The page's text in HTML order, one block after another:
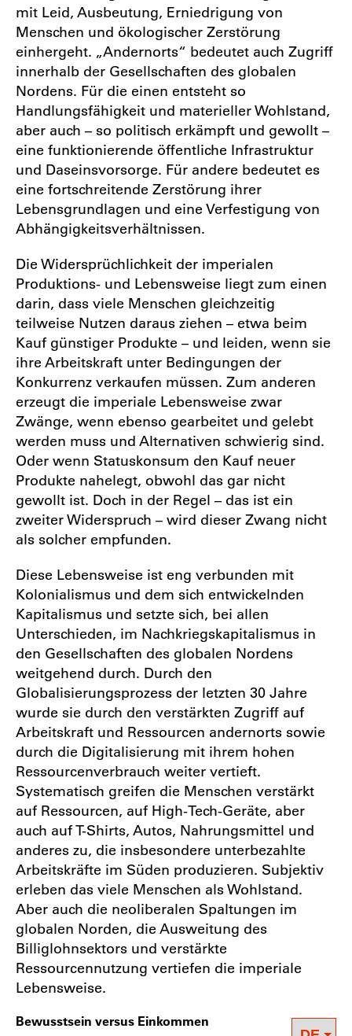
mit Leid, Ausbeutung, Erniedrigung von
Menschen und ökologischer Zerstörung
einhergeht. „Andernorts“ bedeutet auch Zugriff
innerhalb der Gesellschaften des globalen
Nordens. Für die einen entsteht so
Handlungsfähigkeit und materieller Wohlstand,
aber auch – so politisch erkämpft und gewollt –
eine funktionierende öffentliche Infrastruktur
und Daseinsvorsorge. Für andere bedeutet es
eine fortschreitende Zerstörung ihrer
Lebensgrundlagen und eine Verfestigung von
Abhängigkeitsverhältnissen.
Die Widersprüchlichkeit der imperialen
Produktions- und Lebensweise liegt zum einen
darin, dass viele Menschen gleichzeitig
teilweise Nutzen daraus ziehen – etwa beim
Kauf günstiger Produkte – und leiden, wenn sie
ihre Arbeitskraft unter Bedingungen der
Konkurrenz verkaufen müssen. Zum anderen
erzeugt die imperiale Lebensweise zwar
Zwänge, wenn ebenso gearbeitet und gelebt
werden muss und Alternativen schwierig sind.
Oder wenn Statuskonsum den Kauf neuer
Produkte nahelegt, obwohl das gar nicht
gewollt ist. Doch in der Regel – das ist ein
zweiter Widerspruch – wird dieser Zwang nicht
als solcher empfunden.
Diese Lebensweise ist eng verbunden mit
Kolonialismus und dem sich entwickelnden
Kapitalismus und setzte sich, bei allen
Unterschieden, im Nachkriegskapitalismus in
den Gesellschaften des globalen Nordens
weitgehend durch. Durch den
Globalisierungsprozess der letzten 30 Jahre
wurde sie durch den verstärkten Zugriff auf
Arbeitskraft und Ressourcen andernorts sowie
durch die Digitalisierung mit ihrem hohen
Ressourcenverbrauch weiter vertieft.
Systematisch greifen die Menschen verstärkt
auf Ressourcen, auf High-Tech-Geräte, aber
auch auf T-Shirts, Autos, Nahrungsmittel und
anderes zu, die insbesondere unterbezahlte
Arbeitskräfte im Süden produzieren. Subjektiv
erleben das viele Menschen als Wohlstand.
Aber auch die neoliberalen Spaltungen im
globalen Norden, die Ausweitung des
Billiglohnsektors und verstärkte
Ressourcennutzung vertiefen die imperiale
Lebensweise.
Bewusstsein versus Einkommen